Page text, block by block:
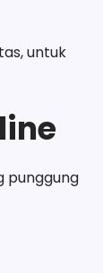
untuk
punggung